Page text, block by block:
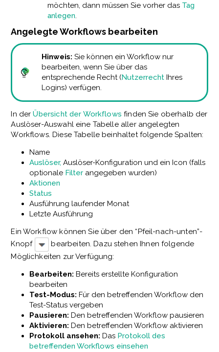
möchten, dann müssen Sie vorher das Tag
anlegen
Angelegte Workflows bearbeiten
Hinweis: Sie können ein Workflow nur
bearbeiten, wenn Sie über das
entsprechende Recht (Nutzerrecht Ihres
Logins) verfügen.
In derÜbersicht der Workflows finden Sie oberhalb der
Auslöser-Auswahl eine Tabelle aller angelegten
Workflows. Diese Tabelle beinhaltet folgende Spalten:
Name
Auslöser, Auslöser-Konfiguration und ein Icon (falls
optionale Filterangegeben wurden)
Aktionen
Status
Ausführung laufender Monat
Letzte Ausführung
Ein Workflow können Sie über den “Pfeil-nach-unten”-
Knopf
bearbeiten. Dazu stehen Ihnen folgende
Möglichkeiten zur Verfügung:
Bearbeiten: Bereits erstellte Konfiguration
bearbeiten
Test-Modus: Für den betreffenden Workflow den
Test-Status vergeben
Pausieren: Den betreffenden Workflow pausieren
Aktivieren: Den betreffenden Workflow aktivieren
Protokoll ansehen: Das Protokoll des
betreffenden Workflows einsehen